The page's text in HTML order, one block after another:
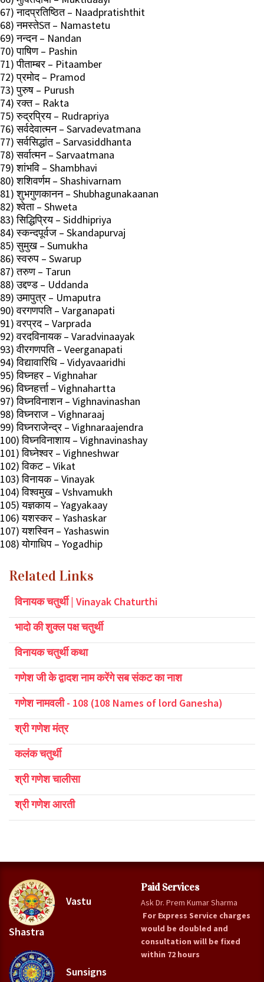
67) नादप्रतिष्ठित – Naadpratishthit
68) नमस्तेSत – Namastetu
69) नन्दन – Nandan
70) पाषिण – Pashin
71) पीताम्बर – Pitaamber
72) प्रमोद – Pramod
73) पुरुष – Purush
74) रक्त – Rakta
75) रुद्रप्रिय – Rudrapriya
76) सर्वदेवात्मन – Sarvadevatmana
77) सर्वसिद्धांत – Sarvasiddhanta
78) सर्वात्मन – Sarvaatmana
79) शांभवि – Shambhavi
80) शशिवर्णम – Shashivarnam
81) शुभगुणकानन – Shubhagunakaanan
82) श्वेता – Shweta
83) सिद्धिप्रिय – Siddhipriya
84) स्कन्दपूर्वज – Skandapurvaj
85) सुमुख – Sumukha
86) स्वरुप – Swarup
87) तरुण – Tarun
88) उद्दण्ड – Uddanda
89) उमापुत्र – Umaputra
90) वरगणपति – Varganapati
91) वरप्रद – Varprada
92) वरदविनायक – Varadvinaayak
93) वीरगणपति – Veerganapati
94) विद्यावारिधि – Vidyavaaridhi
95) विघ्नहर – Vighnahar
96) विघ्नहर्त्ता – Vighnahartta
97) विघ्नविनाशन – Vighnavinashan
98) विघ्नराज – Vighnaraaj
99) विघ्नराजेन्द्र – Vighnaraajendra
100) विघ्नविनाशाय – Vighnavinashay
101) विघ्नेश्वर – Vighneshwar
102) विकट – Vikat
103) विनायक – Vinayak
104) विश्वमुख – Vshvamukh
105) यज्ञकाय – Yagyakaay
106) यशस्कर – Yashaskar
107) यशस्विन – Yashaswin
108) योगाधिप – Yogadhip
Related Links
विनायक चतुर्थी | Vinayak Chaturthi
भादो की शुक्ल पक्ष चतुर्थी
विनायक चतुर्थी कथा
गणेश जी के द्वादश नाम करेंगे सब संकट का नाश
गणेश नामवली - 108 (108 Names of lord Ganesha)
श्री गणेश मंत्र
कलंक चतुर्थी
श्री गणेश चालीसा
श्री गणेश आरती
Vastu
Shastra
Sunsigns
Paid Services
Ask Dr. Prem Kumar Sharma
For Express Service charges
would be doubled and
consultation will be fixed
within 72 hours